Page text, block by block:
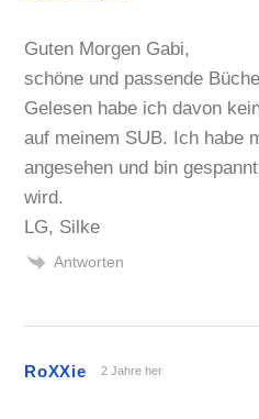
Guten Morgen Gabi,
schöne und passende
Gelesen habe ich davon
auf meinem SUB. Ich habe
angesehen und bin
wird.
LG, Silke
Antworten
RoXXie 2 Jahre her